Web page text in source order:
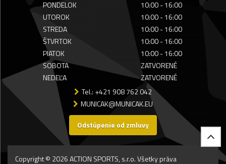
PONDELOK
10:00 - 16:00
UTOROK
10:00 - 16:00
STREDA
10:00 - 16:00
ŠTVRTOK
10:00 - 16:00
PIATOK
10:00 - 16:00
SOBOTA
ZATVORENÉ
NEDEĽA
ZATVORENÉ
Tel.: +421 908 762 042
MUNICAK@MUNICAK.EU
Odstúpenie od zmluvy
Copyright © 2026 ACTION SPORTS, s.r.o. Všetky práva